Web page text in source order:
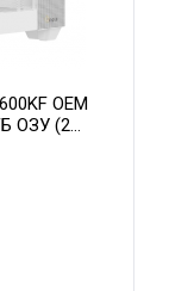
OEM
ОЗУ (2
8GB